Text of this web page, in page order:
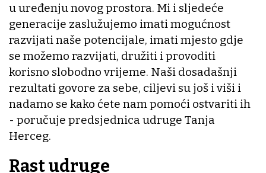
u uređenju novog prostora. Mi i sljedeće
generacije zaslužujemo imati mogućnost
razvijati naše potencijale, imati mjesto gdje
se možemo razvijati, družiti i provoditi
korisno slobodno vrijeme. Naši dosadašnji
rezultati govore za sebe, ciljevi su još i viši i
nadamo se kako ćete nam pomoći ostvariti ih
- poručuje predsjednica udruge Tanja
Herceg.
Rast udruge